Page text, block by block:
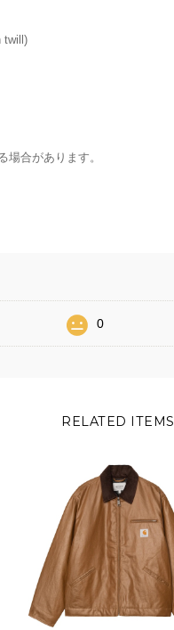
twill)
場合があります。
0
RELATED ITEMS